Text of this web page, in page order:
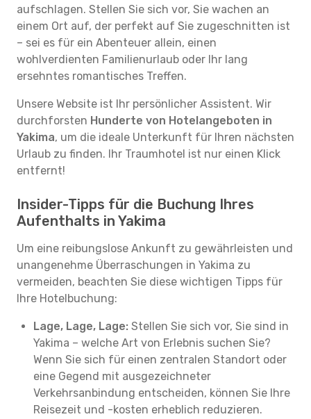
aufschlagen. Stellen Sie sich vor, Sie wachen an
einem Ort auf, der perfekt auf Sie zugeschnitten ist
– sei es für ein Abenteuer allein, einen
wohlverdienten Familienurlaub oder Ihr lang
ersehntes romantisches Treffen.
Unsere Website ist Ihr persönlicher Assistent. Wir
durchforsten Hunderte von Hotelangeboten in
Yakima, um die ideale Unterkunft für Ihren nächsten
Urlaub zu finden. Ihr Traumhotel ist nur einen Klick
entfernt!
Insider-Tipps für die Buchung Ihres
Aufenthalts in Yakima
Um eine reibungslose Ankunft zu gewährleisten und
unangenehme Überraschungen in Yakima zu
vermeiden, beachten Sie diese wichtigen Tipps für
Ihre Hotelbuchung:
Lage, Lage, Lage: Stellen Sie sich vor, Sie sind in
Yakima – welche Art von Erlebnis suchen Sie?
Wenn Sie sich für einen zentralen Standort oder
eine Gegend mit ausgezeichneter
Verkehrsanbindung entscheiden, können Sie Ihre
Reisezeit und -kosten erheblich reduzieren.